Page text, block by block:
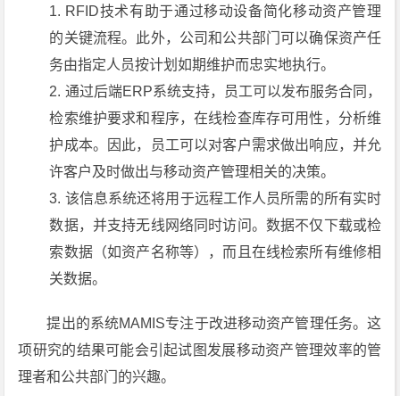
RFID技术有助于通过移动设备简化移动资产管理
的关键流程。此外，公司和公共部门可以确保资产任
务由指定人员按计划如期维护而忠实地执行。
通过后端ERP系统支持，员工可以发布服务合同，
检索维护要求和程序，在线检查库存可用性，分析维
护成本。因此，员工可以对客户需求做出响应，并允
许客户及时做出与移动资产管理相关的决策。
该信息系统还将用于远程工作人员所需的所有实时
数据，并支持无线网络同时访问。数据不仅下载或检
索数据（如资产名称等），而且在线检索所有维修相
关数据。
提出的系统MAMIS专注于改进移动资产管理任务。这
项研究的结果可能会引起试图发展移动资产管理效率的管
理者和公共部门的兴趣。